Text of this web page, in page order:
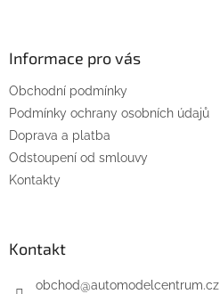
Informace pro vás
Obchodní podmínky
Podmínky ochrany osobních údajů
Doprava a platba
Odstoupení od smlouvy
Kontakty
Kontakt
obchod@automodelcentrum.cz